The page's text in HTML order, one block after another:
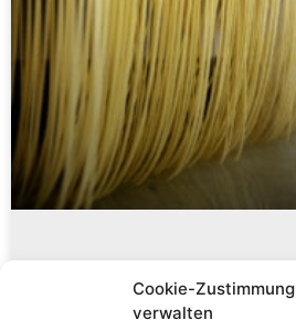
Cookie-Zustimmung
verwalten
ALB-GOLD